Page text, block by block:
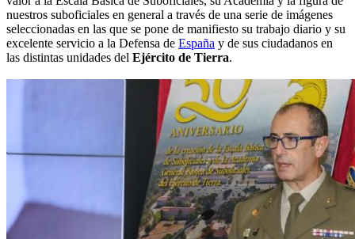
nuestros suboficiales en general a través de una serie de imágenes
seleccionadas en las que se pone de manifiesto su trabajo diario y su
excelente servicio a la Defensa de España y de sus ciudadanos en
las distintas unidades del Ejército de Tierra.